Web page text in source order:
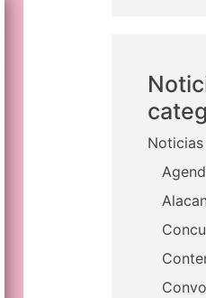
Noticias